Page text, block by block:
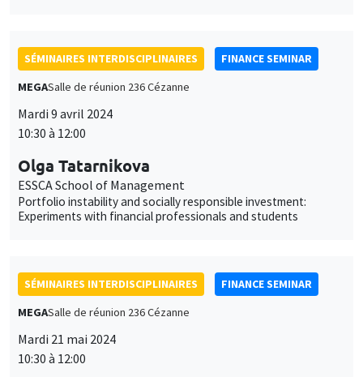
SÉMINAIRES INTERDISCIPLINAIRES
FINANCE SEMINAR
MEGASalle de réunion 236 Cézanne
Mardi 9 avril 2024
10:30 à 12:00
Olga Tatarnikova
ESSCA School of Management
Portfolio instability and socially responsible investment:
Experiments with financial professionals and students
SÉMINAIRES INTERDISCIPLINAIRES
FINANCE SEMINAR
MEGASalle de réunion 236 Cézanne
Mardi 21 mai 2024
10:30 à 12:00